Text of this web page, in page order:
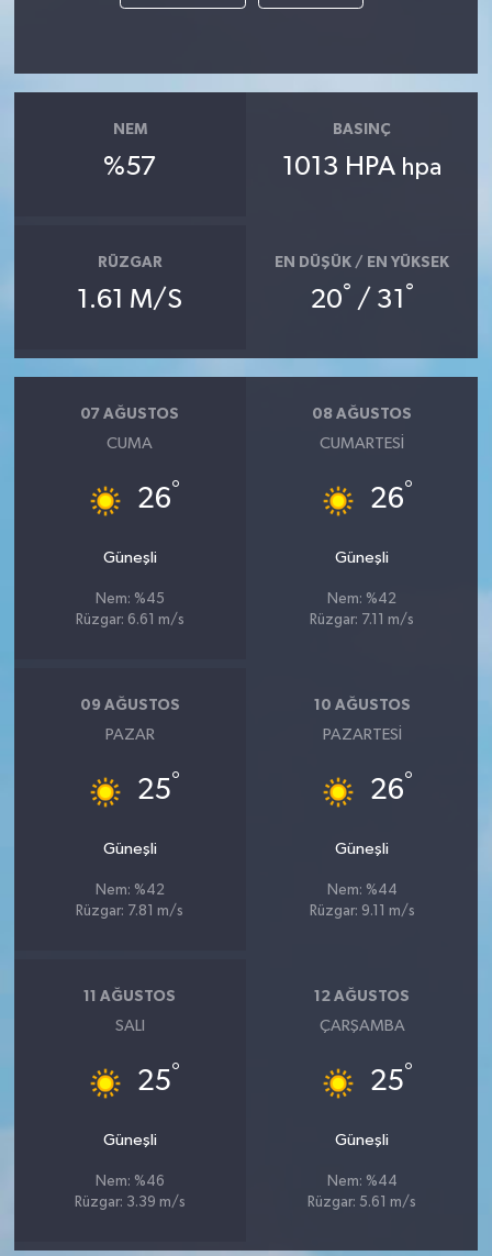
NEM
%57
BASINÇ
1013 HPA hpa
RÜZGAR
1.61 M/S
EN DÜŞÜK / EN YÜKSEK
20° / 31 °
07 AĞUSTOS
CUMA
26°
Güneşli
Nem: %45
Rüzgar: 6.61 m/s
08 AĞUSTOS
CUMARTESI
26°
Güneşli
Nem: %42
Rüzgar: 7.11 m/s
09 AĞUSTOS
PAZAR
25°
Güneşli
Nem: %42
Rüzgar: 7.81 m/s
10 AĞUSTOS
PAZARTESI
26°
Güneşli
Nem: %44
Rüzgar: 9.11 m/s
11 AĞUSTOS
SALI
25°
Güneşli
Nem: %46
Rüzgar: 3.39 m/s
12 AĞUSTOS
ÇARŞAMBA
25°
Güneşli
Nem: %44
Rüzgar: 5.61 m/s